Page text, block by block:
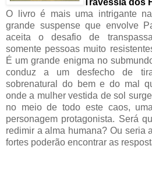
O livro é mais uma intrigante
grande suspense que envolve
aceita o desafio de
somente pessoas muito
É um grande enigma no
conduz a um desfecho de
sobrenatural do bem e do mal
onde a mulher vestida de sol
no meio de todo este caos,
personagem protagonista. Será
redimir a alma humana? Ou seria
fortes poderão encontrar as